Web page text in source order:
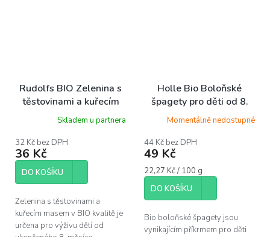
Rudolfs BIO Zelenina s
těstovinami a kuřecím
masem, 190 g
Skladem u partnera
32 Kč bez DPH
36 Kč
DO KOŠÍKU
Zelenina s těstovinami a
kuřecím masem v BIO kvalitě je
určena pro výživu dětí od
Holle Bio Boloňské
špagety pro děti od 8.
měsíce, 220 g
Momentálně nedostupné
44 Kč bez DPH
49 Kč
Měrná
cena:
22,27 Kč / 100 g
DO KOŠÍKU
Bio boloňské špagety jsou
vynikajícím příkrmem pro děti